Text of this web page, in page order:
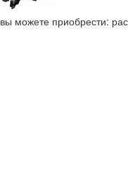
можете приобрести: